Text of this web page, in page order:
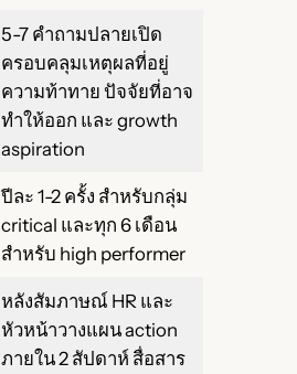
5-7 คำถามปลายเปิด
ครอบคลุมเหตุผลที่อยู่
ความท้าทาย ปัจจัยที่อาจ
ทำให้ออก และ growth
aspiration
ปีละ 1-2 ครั้ง สำหรับกลุ่ม
critical และทุก 6 เดือน
สำหรับ high performer
หลังสัมภาษณ์ HR และ
หัวหน้าวางแผน action
ภายใน 2 สัปดาห์ สื่อสาร